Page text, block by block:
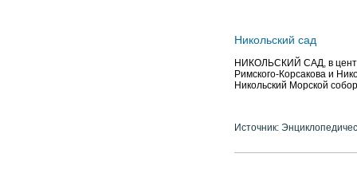
Никольский сад
НИКОЛЬСКИЙ САД, в
Римского-Корсакова и
Никольский Морской
Источник: